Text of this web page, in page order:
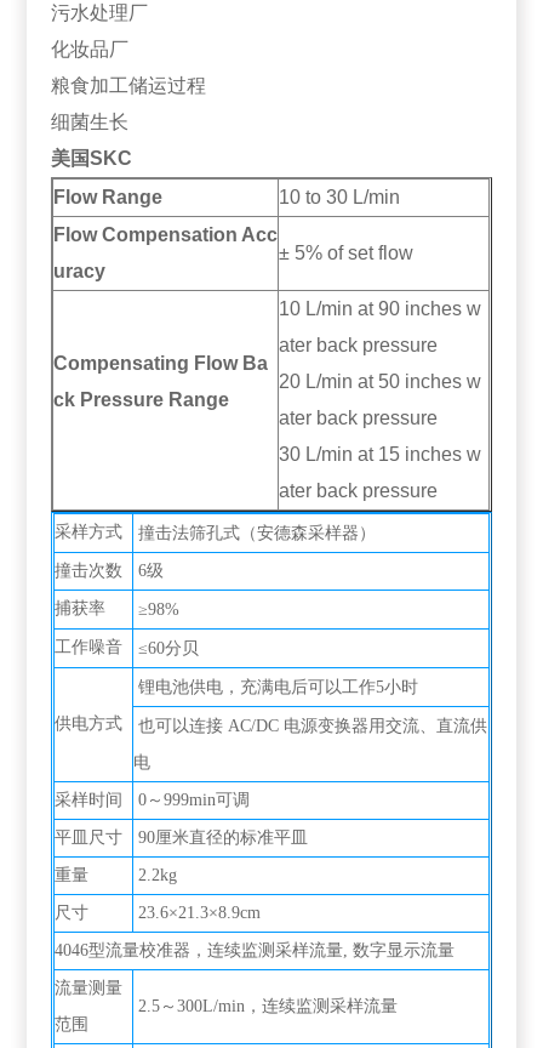
污水处理厂
化妆品厂
粮食加工储运过程
细菌生长
美国SKC
Flow Range
10 to 30 L/min
Flow Compensation Acc
uracy
± 5% of set flow
Compensating Flow Ba
ck Pressure Range
10 L/min at 90 inches w
ater back pressure
20 L/min at 50 inches w
ater back pressure
30 L/min at 15 inches w
ater back pressure
采样方式 撞击法筛孔式（安德森采样器）
撞击次数 6级
捕获率 ≥98%
工作噪音 ≤60分贝
供电方式
锂电池供电，充满电后可以工作5小时
也可以连接 AC/DC 电源变换器用交流、直流供
电
采样时间 0～999min可调
平皿尺寸 90厘米直径的标准平皿
重量 2.2kg
尺寸 23.6×21.3×8.9cm
4046型流量校准器，连续监测采样流量, 数字显示流量
流量测量
范围
2.5～300L/min，连续监测采样流量